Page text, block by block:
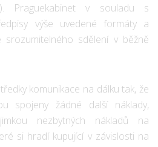
Praguekabinet v souladu s
výše uvedené formáty a
srozumitelného sdělení v běžně
komunikace na dálku tak, že
spojeny žádné další náklady,
nezbytných nákladů na
si hradí kupující v závislosti na